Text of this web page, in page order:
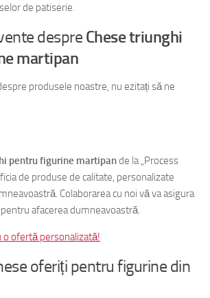
de patiserie.
despre Chese triunghi
martipan
produsele noastre, nu ezitați să ne
pentru figurine martipande la „Process
de produse de calitate, personalizate
Colaborarea cu noi vă va asigura
afacerea dumneavoastră.
ofertă personalizată!
oferiți pentru figurine din